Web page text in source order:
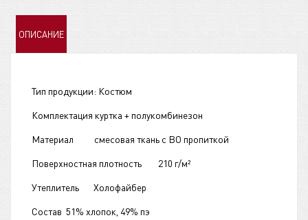
ОПИСАНИЕ
Тип продукции: Костюм
Комплектация куртка + полукомбинезон
Материал смесовая ткань с ВО пропиткой
Поверхностная плотность 210 г/м²
Утеплитель Холофайбер
Состав 51% хлопок, 49% пэ